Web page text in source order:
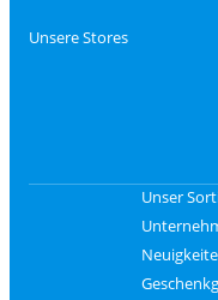
Unsere Stores
Unser